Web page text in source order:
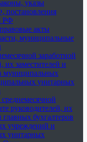
указы
постановления
РФ
акты
муниципальные
заработной
их заместителей и
муниципальных
унитарных
руководителей, их
главных бухгалтеров
учреждений и
унитарных